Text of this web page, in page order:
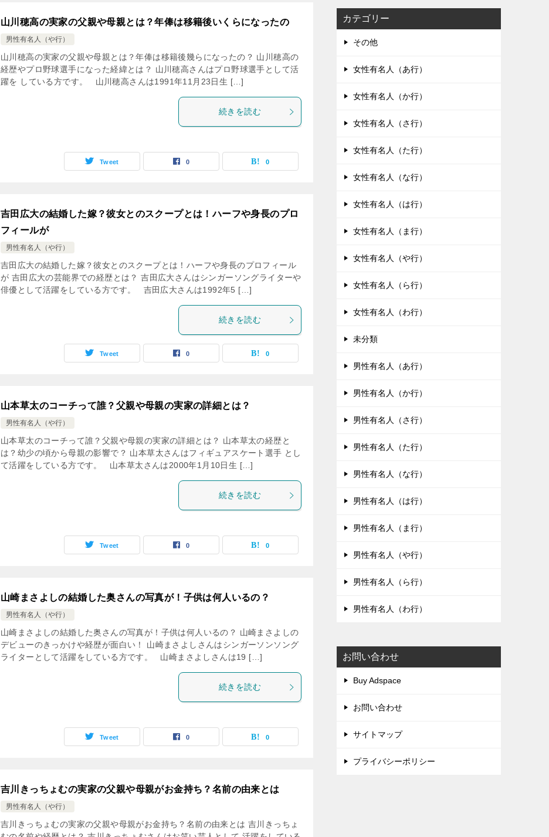
山川穂高の実家の父親や母親とは？年俸は移籍後いくらになったの
男性有名人（や行）
山川穂高の実家の父親や母親とは？年俸は移籍後幾らになったの？ 山川穂高の
経歴やプロ野球選手になった経緯とは？ 山川穂高さんはプロ野球選手として活
躍を している方です。 山川穂高さんは1991年11月23日生 […]
続きを読む
Tweet 0 0
吉田広大の結婚した嫁？彼女とのスクープとは！ハーフや身長のプロ
フィールが
男性有名人（や行）
吉田広大の結婚した嫁？彼女とのスクープとは！ハーフや身長のプロフィール
が 吉田広大の芸能界での経歴とは？ 吉田広大さんはシンガーソングライターや
俳優として活躍をしている方です。 吉田広大さんは1992年5 […]
続きを読む
Tweet 0 0
山本草太のコーチって誰？父親や母親の実家の詳細とは？
男性有名人（や行）
山本草太のコーチって誰？父親や母親の実家の詳細とは？ 山本草太の経歴と
は？幼少の頃から母親の影響で？ 山本草太さんはフィギュアスケート選手 とし
て活躍をしている方です。 山本草太さんは2000年1月10日生 […]
続きを読む
Tweet 0 0
山崎まさよしの結婚した奥さんの写真が！子供は何人いるの？
男性有名人（や行）
山崎まさよしの結婚した奥さんの写真が！子供は何人いるの？ 山崎まさよしの
デビューのきっかけや経歴が面白い！ 山崎まさよしさんはシンガーソンソング
ライターとして活躍をしている方です。 山崎まさよしさんは19 […]
続きを読む
Tweet 0 0
吉川きっちょむの実家の父親や母親がお金持ち？名前の由来とは
男性有名人（や行）
吉川きっちょむの実家の父親や母親がお金持ち？名前の由来とは 吉川きっちょ
カテゴリー
その他
女性有名人（あ行）
女性有名人（か行）
女性有名人（さ行）
女性有名人（た行）
女性有名人（な行）
女性有名人（は行）
女性有名人（ま行）
女性有名人（や行）
女性有名人（ら行）
女性有名人（わ行）
未分類
男性有名人（あ行）
男性有名人（か行）
男性有名人（さ行）
男性有名人（た行）
男性有名人（な行）
男性有名人（は行）
男性有名人（ま行）
男性有名人（や行）
男性有名人（ら行）
男性有名人（わ行）
お問い合わせ
Buy Adspace
お問い合わせ
サイトマップ
プライバシーポリシー